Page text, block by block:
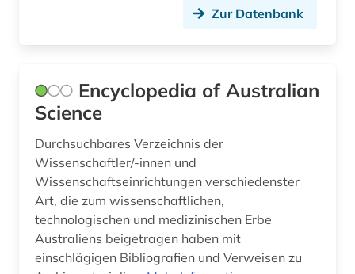
Zur Datenbank
Encyclopedia of Australian
Science
Durchsuchbares Verzeichnis der
Wissenschaftler/-innen und
Wissenschaftseinrichtungen verschiedenster
Art, die zum wissenschaftlichen,
technologischen und medizinischen Erbe
Australiens beigetragen haben mit
einschlägigen Bibliografien und Verweisen zu